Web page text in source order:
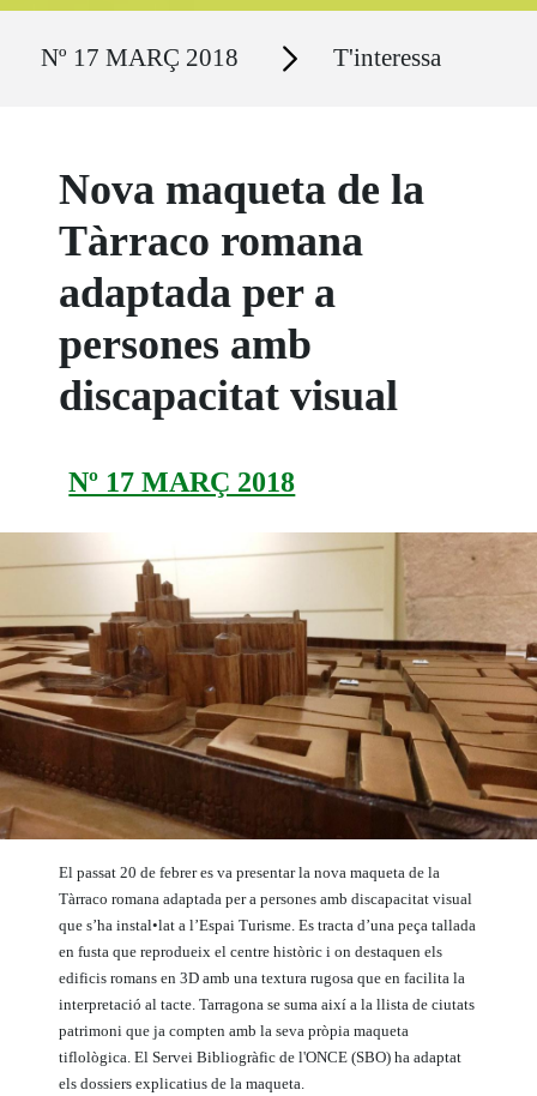
Nº 17 MARÇ 2018 Secciones T'interessa
Nova maqueta de la
Tàrraco romana
adaptada per a
persones amb
discapacitat visual
Nº 17 MARÇ 2018
El passat 20 de febrer es va presentar la nova maqueta de la
Tàrraco romana adaptada per a persones amb discapacitat visual
que s’ha instal•lat a l’Espai Turisme. Es tracta d’una peça tallada
en fusta que reprodueix el centre històric i on destaquen els
edificis romans en 3D amb una textura rugosa que en facilita la
interpretació al tacte. Tarragona se suma així a la llista de ciutats
patrimoni que ja compten amb la seva pròpia maqueta
tiflològica. El Servei Bibliogràfic de l'ONCE (SBO) ha adaptat
els dossiers explicatius de la maqueta.